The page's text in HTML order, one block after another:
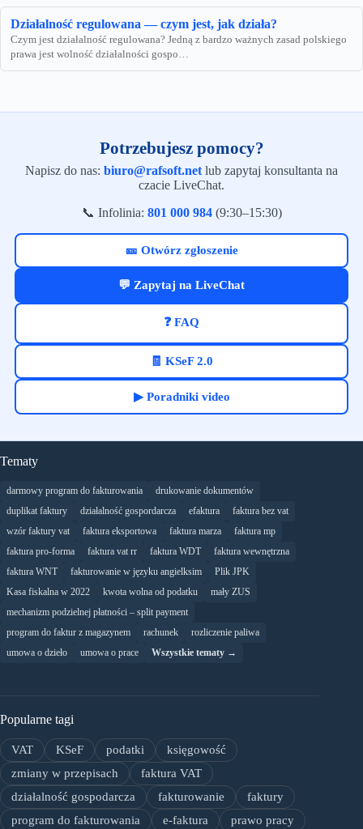
Działalność regulowana — czym jest, jak działa?
Czym jest działalność regulowana? Jedną z bardzo ważnych zasad polskiego
prawa jest wolność działalności gospo…
Potrzebujesz pomocy?
Napisz do nas: biuro@rafsoft.net lub zapytaj konsultanta na
czacie LiveChat.
📞 Infolinia: 801 000 984(9:30–15:30)
🎫 Otwórz zgłoszenie
💬 Zapytaj na LiveChat
❓ FAQ
🧾 KSeF 2.0
▶ Poradniki video
Tematy
darmowy program do fakturowania
drukowanie dokumentów
duplikat faktury
działalność gospordarcza efaktura
faktura bez vat
wzór faktury vat
faktura eksportowa faktura marza
faktura mp
faktura pro-forma
faktura vat rr faktura WDT
faktura wewnętrzna
faktura WNT
fakturowanie w języku angielksim
Plik JPK
Kasa fiskalna w 2022
kwota wolna od podatku
mały ZUS
mechanizm podzielnej płatności – split payment
program do faktur z magazynem
rachunek
rozliczenie paliwa
umowa o dzieło
umowa o prace Wszystkie tematy →
Popularne tagi
VAT KSeF podatki
księgowość
zmiany w przepisach
faktura VAT
działalność gospodarcza
fakturowanie
faktury
program do fakturowania
e-faktura
prawo pracy